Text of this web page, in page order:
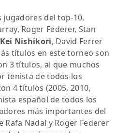
del top-10,
Roger Federer, Stan
Kei Nishikori, David Ferrer
títulos en este torneo son
3 títulos, al que muchos
tenista de todos los
4 títulos (2005, 2010,
español de todos los
más importantes del
Nadal y Roger Federer